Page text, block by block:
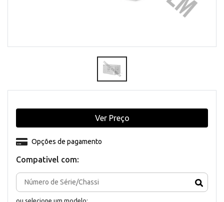
Compativel com:
Opções de pagamento
Ver Preço